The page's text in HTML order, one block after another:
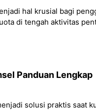
hal krusial bagi
di tengah aktivitas
Panduan Lengkap
solusi praktis saat